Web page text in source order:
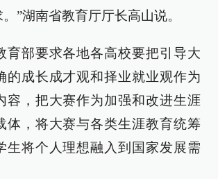
”湖南省教育厅厅长高山说。
育部要求各地各高校要把引导大
的成长成才观和择业就业观作为
容，把大赛作为加强和改进生涯
体，将大赛与各类生涯教育统筹
生将个人理想融入到国家发展需